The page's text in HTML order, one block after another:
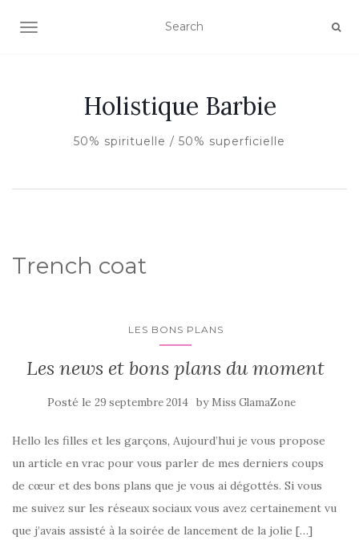
AFFICHER/MASQUER LA NAVIGATION
Holistique Barbie
50% spirituelle / 50% superficielle
Trench coat
LES BONS PLANS
Les news et bons plans du moment
Posté le 29 septembre 2014 by Miss GlamaZone
Hello les filles et les garçons, Aujourd’hui je vous propose
un article en vrac pour vous parler de mes derniers coups
de cœur et des bons plans que je vous ai dégottés. Si vous
me suivez sur les réseaux sociaux vous avez certainement vu
que j’avais assisté à la soirée de lancement de la jolie […]